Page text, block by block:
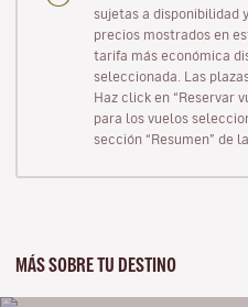
sujetas a disponibilidad
precios mostrados en
tarifa más económica
seleccionada. Las
Haz click en “Reservar
para los vuelos
sección “Resumen” de
MÁS SOBRE TU DESTINO